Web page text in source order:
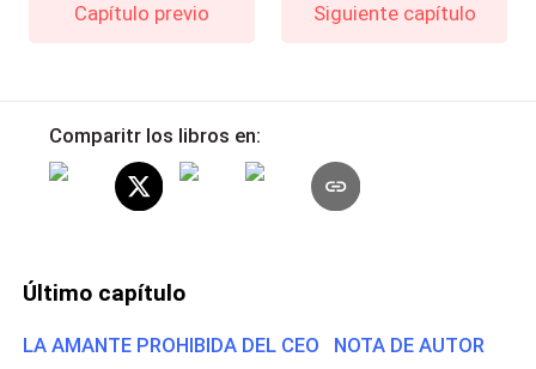
Capítulo previo Siguiente capítulo
Comparitr los libros en:
Último capítulo
LA AMANTE PROHIBIDA DEL CEO NOTA DE AUTOR